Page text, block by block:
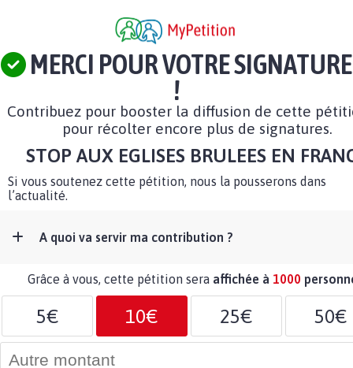
MERCI POUR VOTRE SIGNATURE
!
Contribuez pour booster la diffusion de cette
pour récolter encore plus de signatures.
STOP AUX EGLISES BRULEES EN
Si vous soutenez cette pétition, nous la pousserons dans
l’actualité.
A quoi va servir ma contribution ?
Grâce à vous, cette pétition sera affichée à 1000
5€ 10€ 25€ 50€